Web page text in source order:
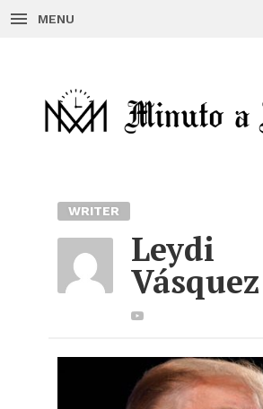
MENU
WRITER
Leydi
Vásquez